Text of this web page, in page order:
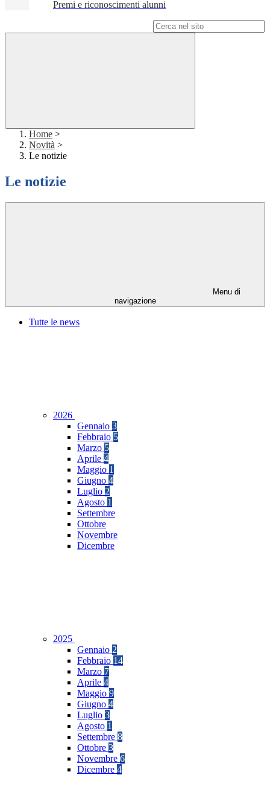
Premi e riconoscimenti alunni
Home >
Novità >
Le notizie
Le notizie
Menu di
navigazione
Tutte le news
2026
Gennaio 3
Febbraio 5
Marzo 5
Aprile 4
Maggio 1
Giugno 4
Luglio 2
Agosto 1
Settembre
Ottobre
Novembre
Dicembre
2025
Gennaio 2
Febbraio 14
Marzo 7
Aprile 4
Maggio 9
Giugno 4
Luglio 3
Agosto 1
Settembre 8
Ottobre 3
Novembre 6
Dicembre 4